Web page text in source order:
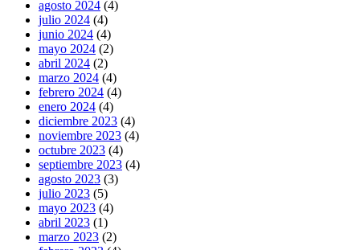
agosto 2024 (4)
julio 2024 (4)
junio 2024 (4)
mayo 2024 (2)
abril 2024 (2)
marzo 2024 (4)
febrero 2024 (4)
enero 2024 (4)
diciembre 2023 (4)
noviembre 2023 (4)
octubre 2023 (4)
septiembre 2023 (4)
agosto 2023 (3)
julio 2023 (5)
mayo 2023 (4)
abril 2023 (1)
marzo 2023 (2)